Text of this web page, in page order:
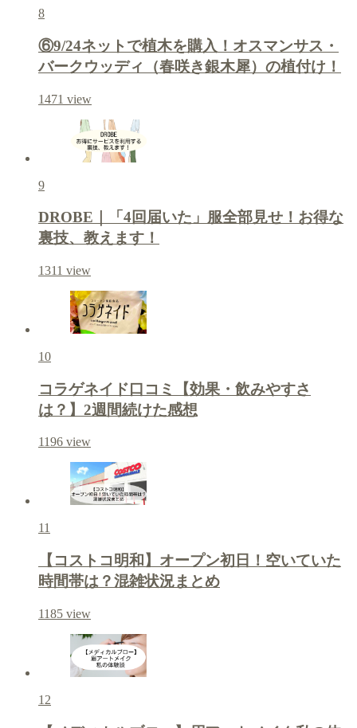
8
⑥9/24ネットで植木を購入！オスマンサス・
バークウッディ（春咲き銀木犀）の植付け！
1471 view
9
DROBE｜「4回届いた」服全部見せ！お得な
裏技、教えます！
1311 view
10
コラゲネイド口コミ【効果・飲みやすさ
は？】2週間続けた感想
1196 view
11
【コストコ明和】オープン初日！空いていた
時間帯は？混雑状況まとめ
1185 view
12